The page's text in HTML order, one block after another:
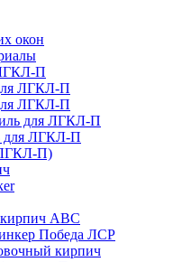
окон
П
ЛГКЛ-П
ЛГКЛ-П
для ЛГКЛ-П
для ЛГКЛ-П
П)
ABC
Победа ЛСР
кирпич